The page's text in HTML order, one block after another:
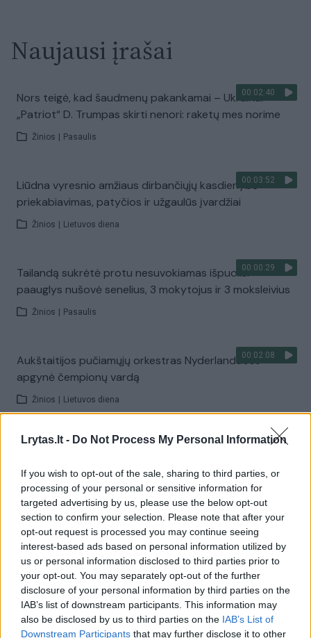
Lrytas.lt - Do Not Process My Personal Information
If you wish to opt-out of the sale, sharing to third parties, or
processing of your personal or sensitive information for
targeted advertising by us, please use the below opt-out
section to confirm your selection. Please note that after your
opt-out request is processed you may continue seeing
interest-based ads based on personal information utilized by
us or personal information disclosed to third parties prior to
your opt-out. You may separately opt-out of the further
disclosure of your personal information by third parties on the
IAB’s list of downstream participants. This information may
also be disclosed by us to third parties on the IAB’s List of
Downstream Participants that may further disclose it to other
Naujausi įrašai
00:02:40
Nors teigė, kad šaudmenų pakankamai – Ukrainai
„Patriot“ D. Trumpas skirti nenori: raketų mes norime
Žinios Pasaulis
00:03:52
Liūdna vyresnio amžiaus dirbančiųjų kasdienybė –
priekabiavimas, patyčios ir užgaulūs įvardžiai
Žinios Lietuvos diena
00:00:29
Tailandą sukrėtė protu nesuvokiamas išpuolis:
paauglys nušovė senelius, 3 mokytojus ir 3 moksleivius
Žinios Pasaulis
00:02:08
Aukštaitijos pučiamųjų orkestras Nyderlanduose
apgynė čempionų vardą
Žinios Lietuvos diena
Visi įrašai
Žiūrimiausi įrašai
00:00:30
Vaizdai iš tragiškos avarijos Vilniaus r.: dviejų moterų ir
vaiko gyvybių išgelbėti nepavyko
Žinios Lietuvos diena